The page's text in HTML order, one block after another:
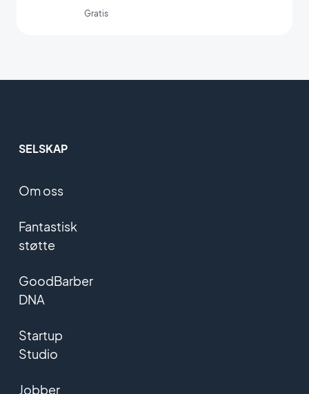
Gratis
SELSKAP
Om oss
Fantastisk
støtte
GoodBarber
DNA
Startup
Studio
Jobber